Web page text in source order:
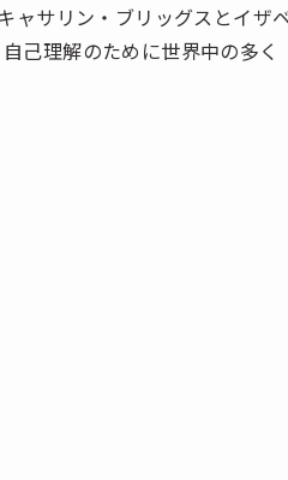
ャサリン・ブリッグスとイザ
己理解のために世界中の多く